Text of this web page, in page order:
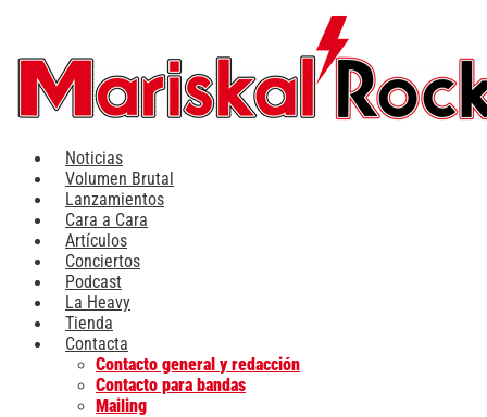
contenido
Noticias
Volumen Brutal
Lanzamientos
Cara a Cara
Artículos
Conciertos
Podcast
La Heavy
Tienda
Contacta
Contacto general y redacción
Contacto para bandas
Mailing